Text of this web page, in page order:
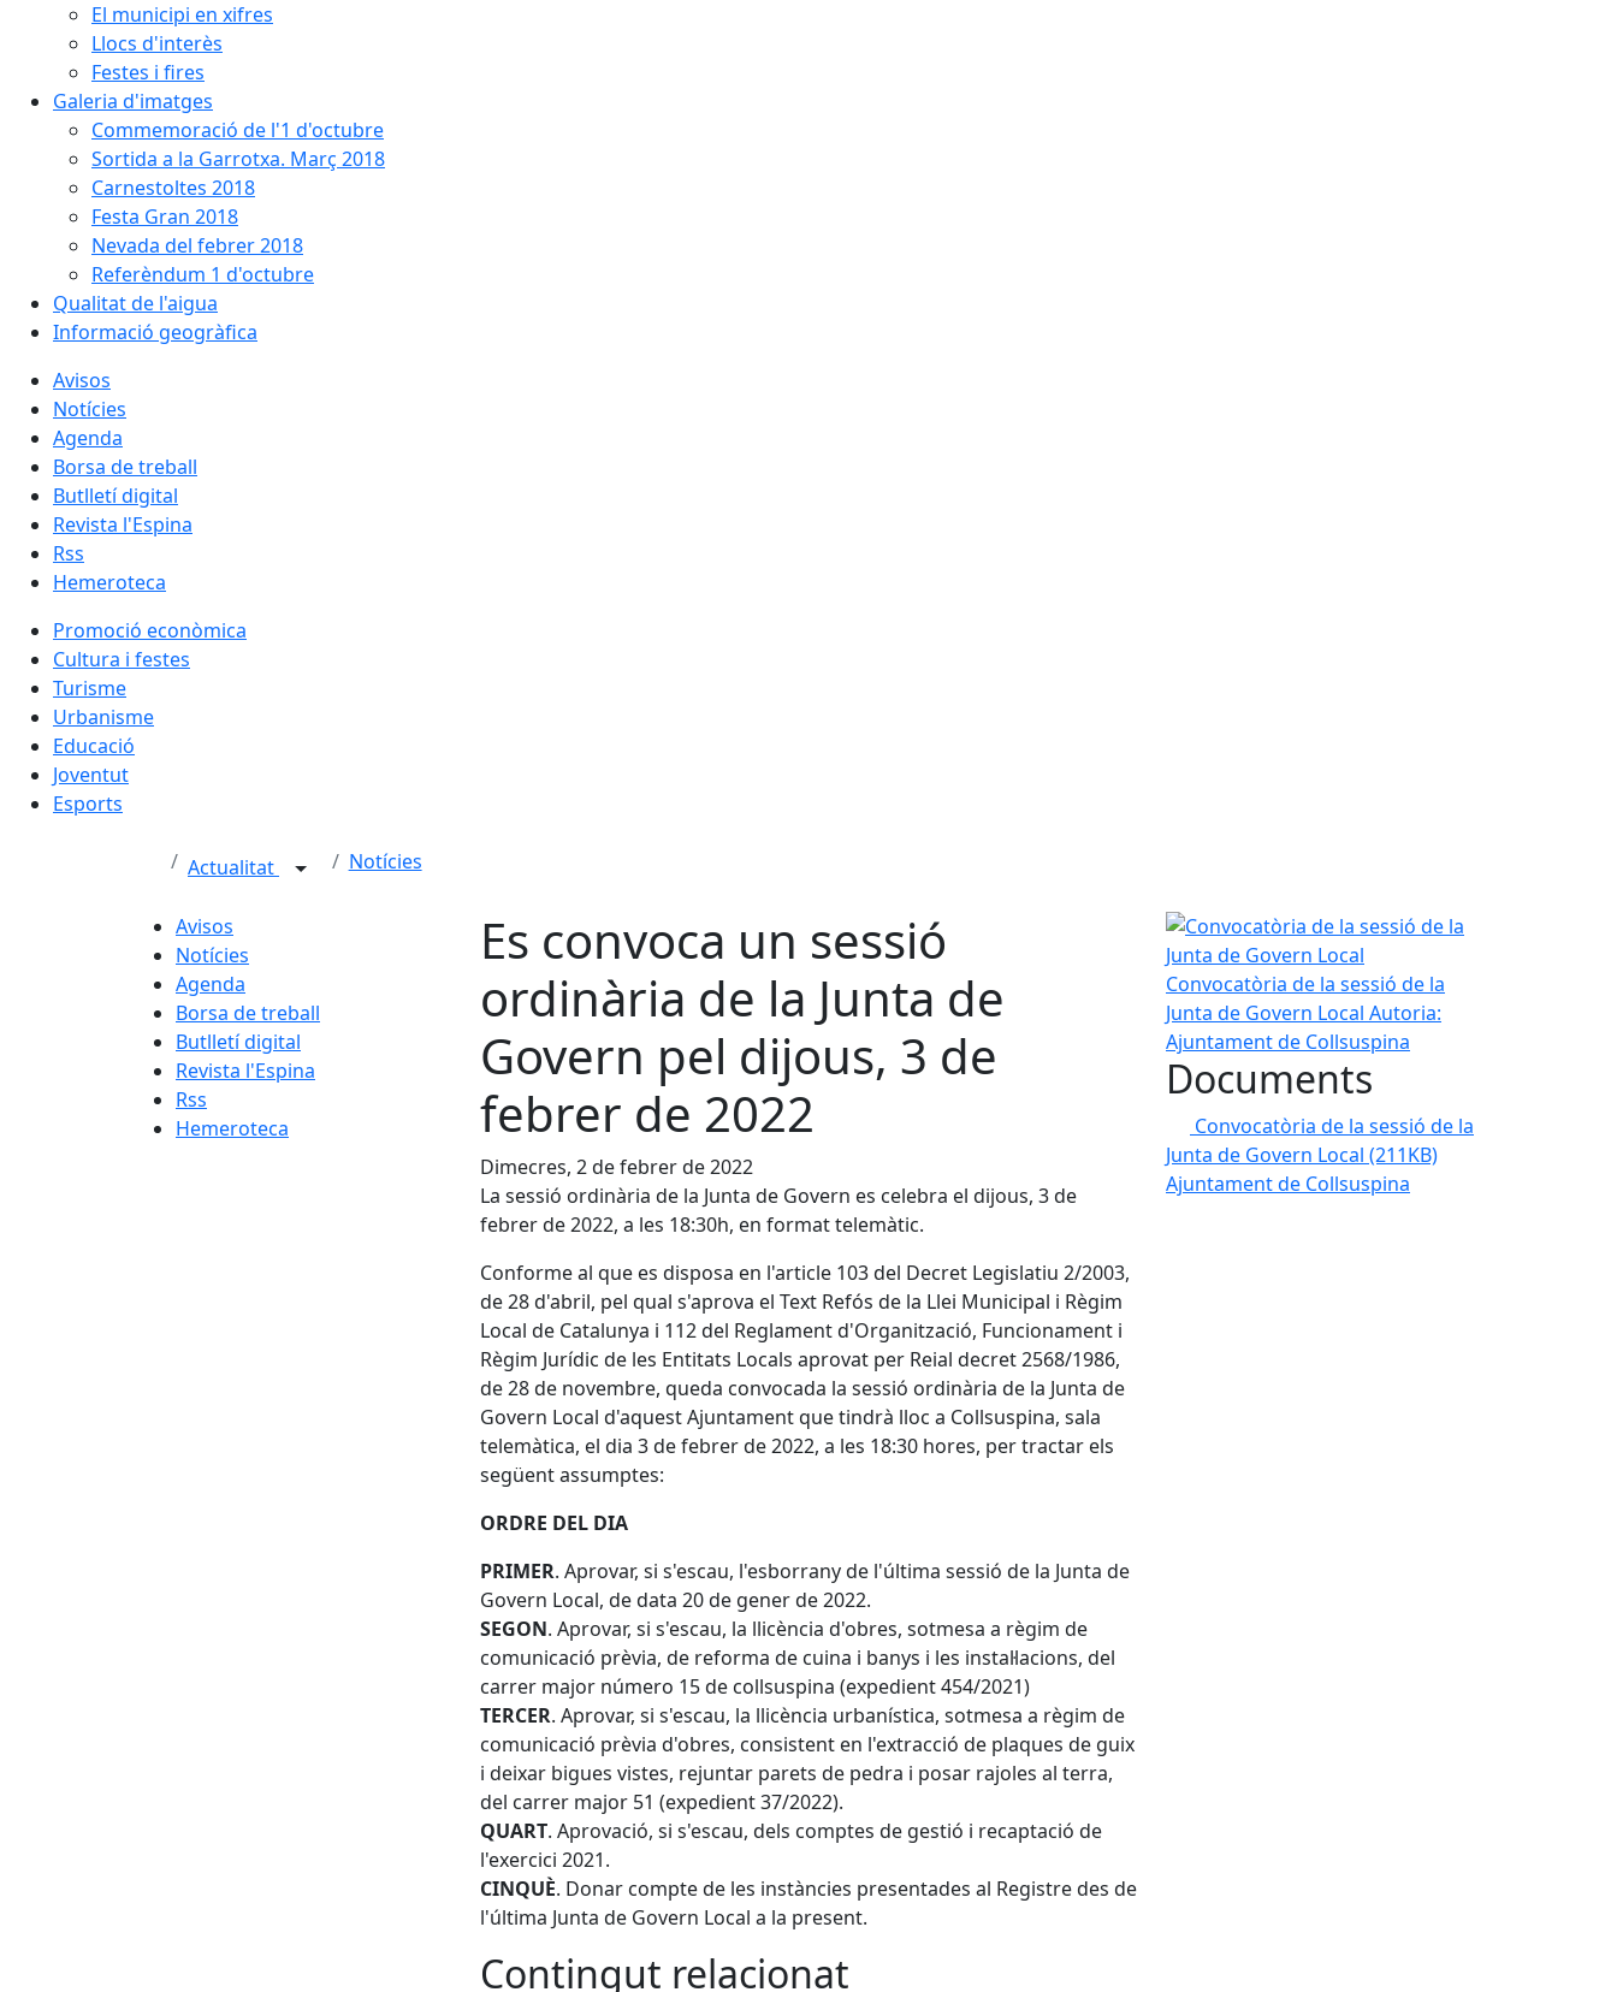
El municipi en xifres
Llocs d'interès
Festes i fires
Galeria d'imatges
Commemoració de l'1 d'octubre
Sortida a la Garrotxa. Març 2018
Carnestoltes 2018
Festa Gran 2018
Nevada del febrer 2018
Referèndum 1 d'octubre
Qualitat de l'aigua
Informació geogràfica
Avisos
Notícies
Agenda
Borsa de treball
Butlletí digital
Revista l'Espina
Rss
Hemeroteca
Promoció econòmica
Cultura i festes
Turisme
Urbanisme
Educació
Joventut
Esports
Actualitat Notícies
Avisos
Notícies
Agenda
Borsa de treball
Butlletí digital
Revista l'Espina
Rss
Hemeroteca
Es convoca un sessió
ordinària de la Junta de
Govern pel dijous, 3 de
febrer de 2022
Dimecres, 2 de febrer de 2022
La sessió ordinària de la Junta de Govern es celebra el dijous, 3 de
febrer de 2022, a les 18:30h, en format telemàtic.
Conforme al que es disposa en l'article 103 del Decret Legislatiu 2/2003,
de 28 d'abril, pel qual s'aprova el Text Refós de la Llei Municipal i Règim
Local de Catalunya i 112 del Reglament d'Organització, Funcionament i
Règim Jurídic de les Entitats Locals aprovat per Reial decret 2568/1986,
de 28 de novembre, queda convocada la sessió ordinària de la Junta de
Govern Local d'aquest Ajuntament que tindrà lloc a Collsuspina, sala
telemàtica, el dia 3 de febrer de 2022, a les 18:30 hores, per tractar els
següent assumptes:
ORDRE DEL DIA
PRIMER. Aprovar, si s'escau, l'esborrany de l'última sessió de la Junta de
Govern Local, de data 20 de gener de 2022.
SEGON. Aprovar, si s'escau, la llicència d'obres, sotmesa a règim de
comunicació prèvia, de reforma de cuina i banys i les instal·lacions, del
carrer major número 15 de collsuspina (expedient 454/2021)
TERCER. Aprovar, si s'escau, la llicència urbanística, sotmesa a règim de
comunicació prèvia d'obres, consistent en l'extracció de plaques de guix
i deixar bigues vistes, rejuntar parets de pedra i posar rajoles al terra,
del carrer major 51 (expedient 37/2022).
QUART. Aprovació, si s'escau, dels comptes de gestió i recaptació de
l'exercici 2021.
CINQUÈ. Donar compte de les instàncies presentades al Registre des de
l'última Junta de Govern Local a la present.
Contingut relacionat
Convocatòria de la sessió de la Junta de Govern
Convocatòria de la sessió de la
Junta de Govern Local Autoria:
Ajuntament de Collsuspina
Documents
Convocatòria de la sessió de la
Junta de Govern Local (211KB)
Ajuntament de Collsuspina